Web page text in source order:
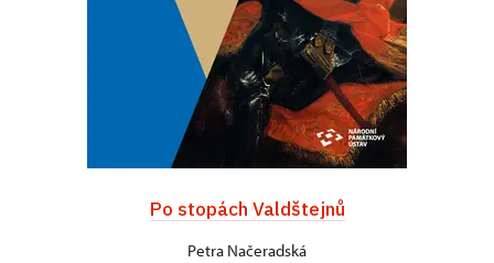
Po stopách Valdštejnů
Petra Načeradská